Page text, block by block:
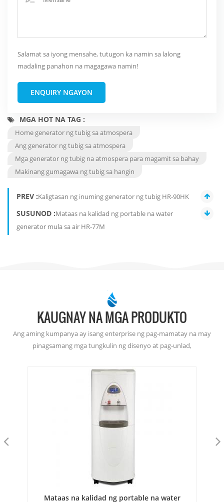
Salamat sa iyong mensahe, tutugon ka namin sa lalong
madaling panahon na magagawa namin!
ENQUIRY NGAYON
MGA HOT NA TAG :
Home generator ng tubig sa atmospera
Ang generator ng tubig sa atmospera
Mga generator ng tubig na atmospera para magamit sa bahay
Makinang gumagawa ng tubig sa hangin
PREV :Kaligtasan ng inuming generator ng tubig HR-90HK
SUSUNOD :Mataas na kalidad ng portable na water
generator mula sa air HR-77M
KAUGNAY NA MGA PRODUKTO
Ang aming kumpanya ay isang enterprise ng pag-mamatay na may
pinagsamang mga tungkulin ng disenyo at pag-unlad,
katumpakan machining at ibabaw paggamot.
Mataas na kalidad ng portable na water